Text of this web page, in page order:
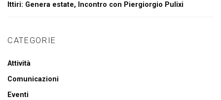
Ittiri: Genera estate, Incontro con Piergiorgio Pulixi
CATEGORIE
Attività
Comunicazioni
Eventi